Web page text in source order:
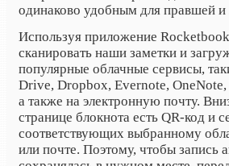
одинаково удобным для правшей и
Используя приложение
сканировать наши заметки и
популярные облачные сервисы,
Drive, Dropbox, Evernote,
а также на электронную почту.
странице блокнота есть QR-код и
соответствующих выбранному
или почте. Поэтому, чтобы запись